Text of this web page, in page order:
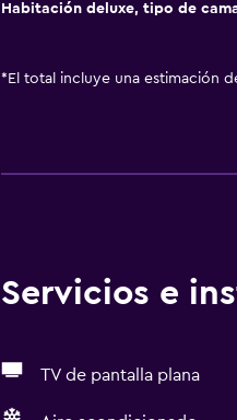
Habitación deluxe, tipo de
* El total incluye una estimación
Servicios e
TV de pantalla plana